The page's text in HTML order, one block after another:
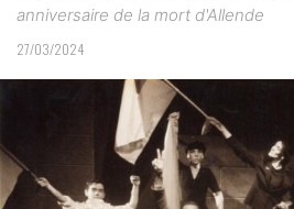
anniversaire de la mort d'Allende
27/03/2024